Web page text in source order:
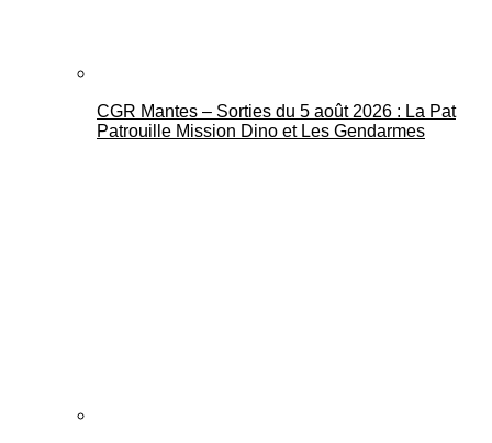
CGR Mantes – Sorties du 5 août 2026 : La Pat
Patrouille Mission Dino et Les Gendarmes